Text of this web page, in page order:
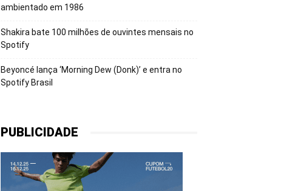
ambientado em 1986
Shakira bate 100 milhões de ouvintes mensais no
Spotify
Beyoncé lança ‘Morning Dew (Donk)’ e entra no
Spotify Brasil
PUBLICIDADE